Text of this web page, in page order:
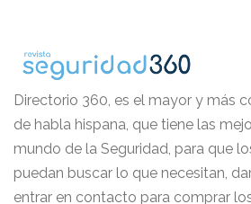
Directorio 360, es el mayor y más
de habla hispana, que tiene las
mundo de la Seguridad, para que
puedan buscar lo que necesitan,
entrar en contacto para comprar